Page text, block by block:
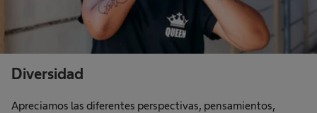
Diversidad
Apreciamos las diferentes perspectivas, pensamientos,